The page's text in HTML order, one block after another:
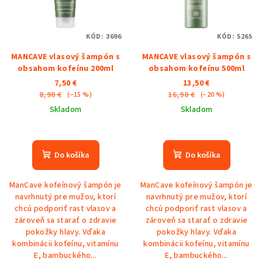
voMANCAVE vlasový šampón s
obsahom kofeínu 200ml
7,50 €
8,90 € (–15 %)
Skladom
Do košíka
ManCave kofeínový šampón je
navrhnutý pre mužov, ktorí
chcú podporiť rast vlasov a
zároveň sa starať o zdravie
pokožky hlavy. Vďaka
kombinácii kofeínu, vitamínu
E, bambuckého...
KÓD: 3696
MANCAVE vlasový šampón s
obsahom kofeínu 500ml
13,50 €
16,90 € (–20 %)
Skladom
Do košíka
ManCave kofeínový šampón je
navrhnutý pre mužov, ktorí
chcú podporiť rast vlasov a
zároveň sa starať o zdravie
pokožky hlavy. Vďaka
kombinácii kofeínu, vitamínu
E, bambuckého...
KÓD: 5265